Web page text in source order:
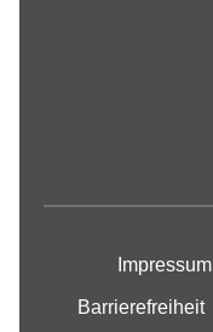
Impressum
Barrierefreiheit